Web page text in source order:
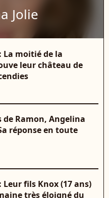
Jolie
La moitié de la
leur château de
de Ramon, Angelina
réponse en toute
fils Knox (17 ans)
très éloigné du